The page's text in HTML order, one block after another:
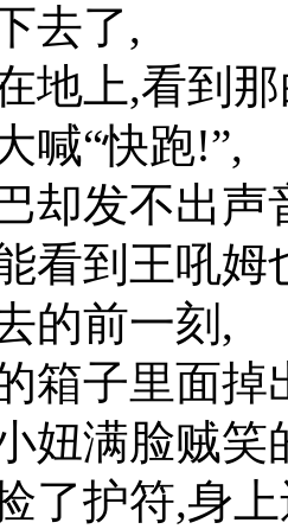
去了,
地上,看到
喊“快跑!”,
却发不出声
看到王吼姆
的前一刻,
箱子里面掉
妞满脸贼笑
了护符,身